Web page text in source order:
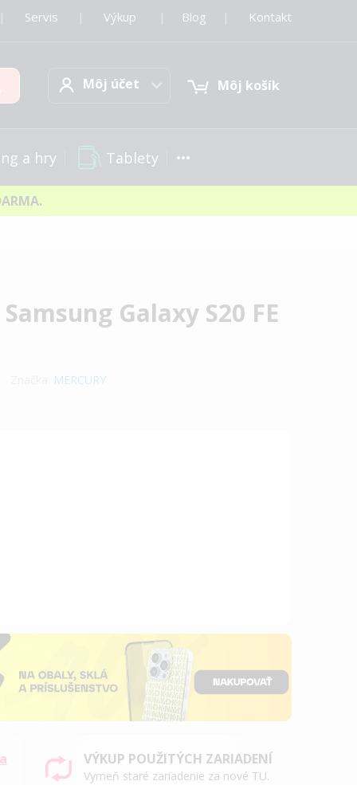
Servis Výkup Blog Kontakt
Môj účetMôj účet Môj košík
a hry Tablety
Galaxy S20 FE
MERCURY
VÝKUP POUŽITÝCH ZARIADENÍ
Vymeň staré zariadenie za nové TU.